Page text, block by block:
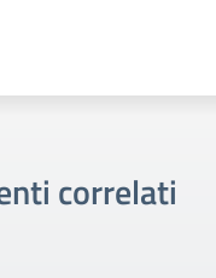
correlati